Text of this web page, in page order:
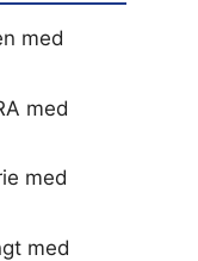
med
med
med
med